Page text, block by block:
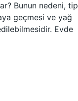
Bunun nedeni, tip
geçmesi ve yağ
Evde